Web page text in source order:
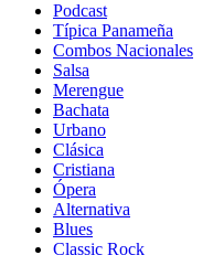
Podcast
Típica Panameña
Combos Nacionales
Salsa
Merengue
Bachata
Urbano
Clásica
Cristiana
Ópera
Alternativa
Blues
Classic Rock